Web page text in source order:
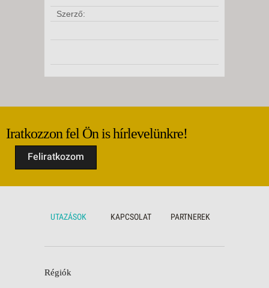
Szerző:
Iratkozzon fel Ön is hírlevelünkre!
Feliratkozom
UTAZÁSOK KAPCSOLAT PARTNEREK
Régiók